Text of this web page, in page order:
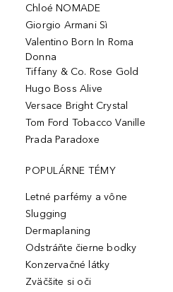
Chloé NOMADE
Giorgio Armani Sì
Valentino Born In Roma
Donna
Tiffany & Co. Rose Gold
Hugo Boss Alive
Versace Bright Crystal
Tom Ford Tobacco Vanille
Prada Paradoxe
POPULÁRNE TÉMY
Letné parfémy a vône
Slugging
Dermaplaning
Odstráňte čierne bodky
Konzervačné látky
Zväčšite si oči